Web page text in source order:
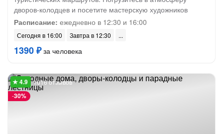
дворов-колодцев и посетите мастерскую художников
Расписание: ежедневно в 12:30 и 16:00
Сегодня в 16:00 Завтра в 12:30
1390 ₽за человека
-30%
1616 отзывов